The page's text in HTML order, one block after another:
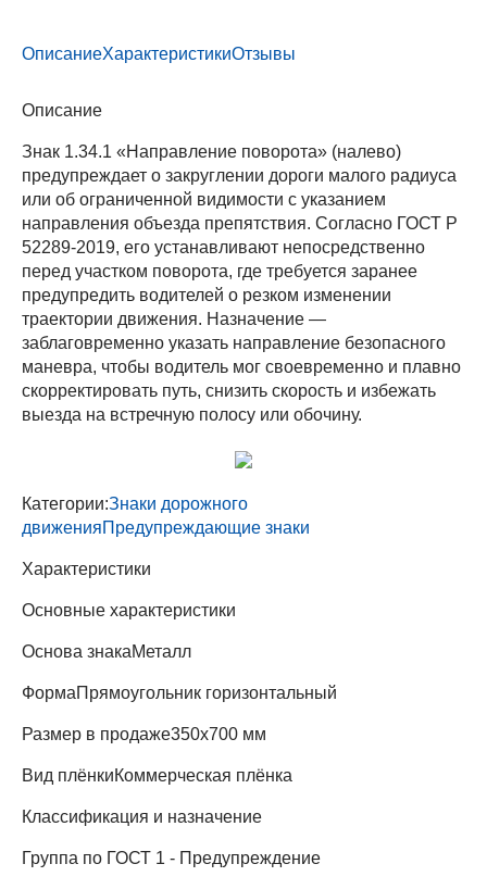
ОписаниеХарактеристикиОтзывы
Описание
Знак 1.34.1 «Направление поворота» (налево)
предупреждает о закруглении дороги малого радиуса
или об ограниченной видимости с указанием
направления объезда препятствия. Согласно ГОСТ Р
52289-2019, его устанавливают непосредственно
перед участком поворота, где требуется заранее
предупредить водителей о резком изменении
траектории движения. Назначение —
заблаговременно указать направление безопасного
маневра, чтобы водитель мог своевременно и плавно
скорректировать путь, снизить скорость и избежать
выезда на встречную полосу или обочину.
Категории:Знаки дорожного
движения Предупреждающие знаки
Характеристики
Основные характеристики
Основа знакаМеталл
ФормаПрямоугольник горизонтальный
Размер в продаже350х700 мм
Вид плёнкиКоммерческая плёнка
Классификация и назначение
Группа по ГОСТ 1 - Предупреждение